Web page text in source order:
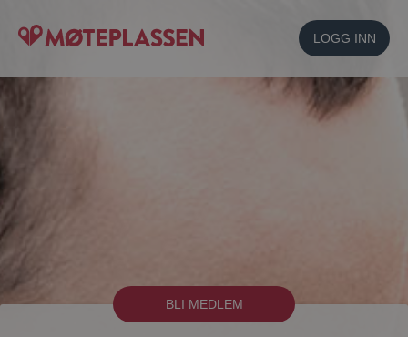
LOGG INN
BLI MEDLEM